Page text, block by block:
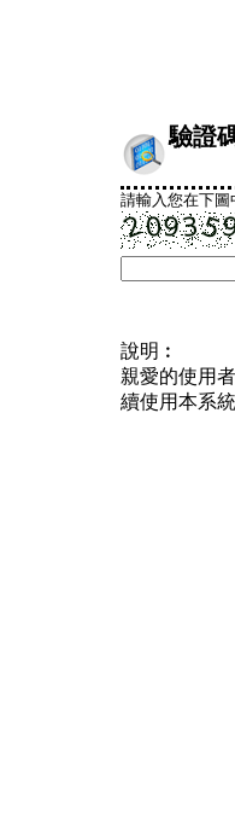
驗證
請輸入您在下
說明︰
親愛的使用
續使用本系